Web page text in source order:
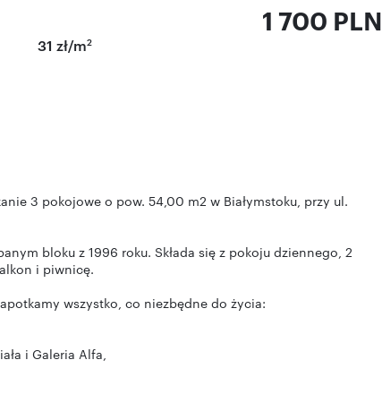
1 700 PLN
31 zł/m2
3 pokojowe o pow. 54,00 m2 w Białymstoku, przy ul.
bloku z 1996 roku. Składa się z pokoju dziennego, 2
i piwnicę.
wszystko, co niezbędne do życia:
i Galeria Alfa,